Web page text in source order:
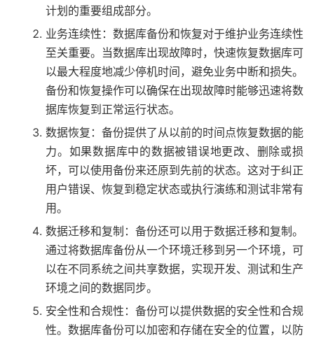
计划的重要组成部分。
业务连续性：数据库备份和恢复对于维护业务连续性
至关重要。当数据库出现故障时，快速恢复数据库可
以最大程度地减少停机时间，避免业务中断和损失。
备份和恢复操作可以确保在出现故障时能够迅速将数
据库恢复到正常运行状态。
数据恢复：备份提供了从以前的时间点恢复数据的能
力。如果数据库中的数据被错误地更改、删除或损
坏，可以使用备份来还原到先前的状态。这对于纠正
用户错误、恢复到稳定状态或执行演练和测试非常有
用。
数据迁移和复制：备份还可以用于数据迁移和复制。
通过将数据库备份从一个环境迁移到另一个环境，可
以在不同系统之间共享数据，实现开发、测试和生产
环境之间的数据同步。
安全性和合规性：备份可以提供数据的安全性和合规
性。数据库备份可以加密和存储在安全的位置，以防